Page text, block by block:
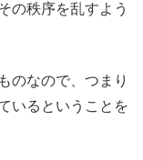
の秩序を乱すよう
のなので、つまり
いるということを